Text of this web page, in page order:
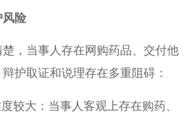
险
，当事人存在网购药品、交付他
护取证和说理存在多重阻碍：
较大：当事人客观上存在购药、